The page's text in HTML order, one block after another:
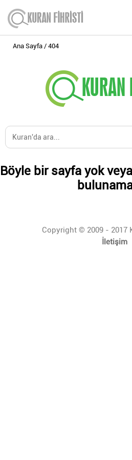
Ana Sayfa 404
Böyle bir sayfa yok
Copyright © 2009 - 2017
İletişim